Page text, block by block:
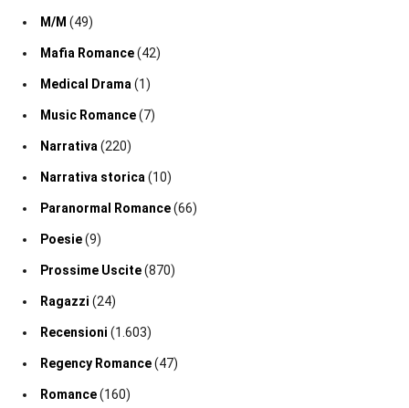
M/M (49)
Mafia Romance(42)
Medical Drama(1)
Music Romance(7)
Narrativa(220)
Narrativa storica(10)
Paranormal Romance(66)
Poesie(9)
Prossime Uscite(870)
Ragazzi (24)
Recensioni (1.603)
Regency Romance(47)
Romance(160)